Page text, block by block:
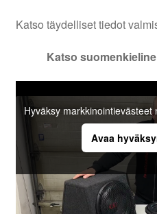
Katso täydelliset tiedot
Katso
Hyväksy markkinointievästeet
Avaa